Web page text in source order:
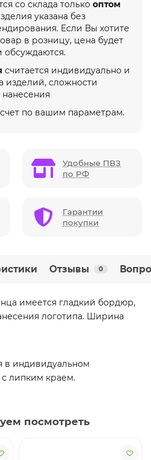
со склада только оптом
указана без
Если Вы хотите
в розницу, цена будет
обсуждаются.
считается индивидуально и
изделий, сложности
по вашим параметрам.
Удобные ПВЗ
по РФ
Гарантии
покупки
Отзывы 0
имеется гладкий бордюр,
логотипа. Ширина
в индивидуальном
липким краем.
посмотреть